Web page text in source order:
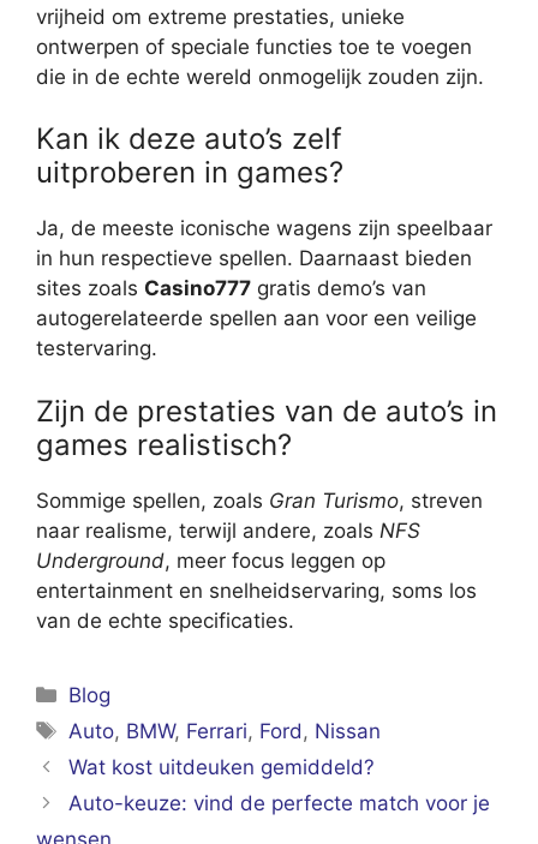
vrijheid om extreme prestaties, unieke
ontwerpen of speciale functies toe te voegen
die in de echte wereld onmogelijk zouden zijn.
Kan ik deze auto’s zelf
uitproberen in games?
Ja, de meeste iconische wagens zijn speelbaar
in hun respectieve spellen. Daarnaast bieden
sites zoals Casino777 gratis demo’s van
autogerelateerde spellen aan voor een veilige
testervaring.
Zijn de prestaties van de auto’s in
games realistisch?
Sommige spellen, zoals Gran Turismo, streven
naar realisme, terwijl andere, zoals NFS
Underground, meer focus leggen op
entertainment en snelheidservaring, soms los
van de echte specificaties.
Categorieën
Blog
Tags
Auto, BMW, Ferrari, Ford , Nissan
Wat kost uitdeuken gemiddeld?
Auto-keuze: vind de perfecte match voor je
wensen